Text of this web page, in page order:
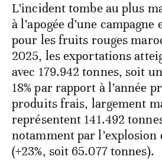
L’incident tombe au plus
à l’apogée d’une
pour les fruits rouges
2025, les exportations
avec 179.942 tonnes, soit
18% par rapport à l’année
produits frais, largement
représentent 141.492
notamment par
(+23%, soit 65.077 tonnes).